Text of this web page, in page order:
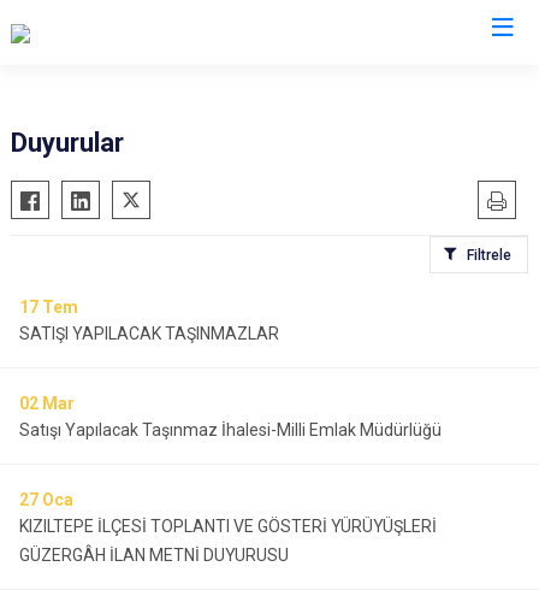
Dargeçit
Derik
Mazıdağı
Midyat
Duyurular
Filtrele
17 Tem
SATIŞI YAPILACAK TAŞINMAZLAR
02 Mar
Satışı Yapılacak Taşınmaz İhalesi-Milli Emlak Müdürlüğü
27 Oca
KIZILTEPE İLÇESİ TOPLANTI VE GÖSTERİ YÜRÜYÜŞLERİ
GÜZERGÂH İLAN METNİ DUYURUSU